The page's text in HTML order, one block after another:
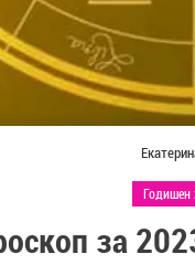
Годишен
за